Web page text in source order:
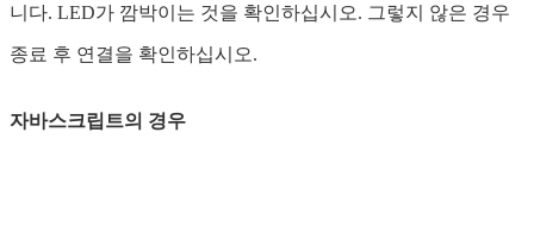
니다. LED가 깜박이는 것을 확인하십시오. 그렇지 않은 경우
종료 후 연결을 확인하십시오.
자바스크립트의 경우